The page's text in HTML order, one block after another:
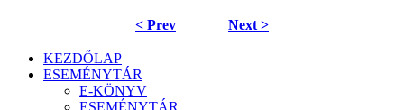
< Prev Next >
KEZDŐLAP
ESEMÉNYTÁR
E-KÖNYV
ESEMÉNYTÁR